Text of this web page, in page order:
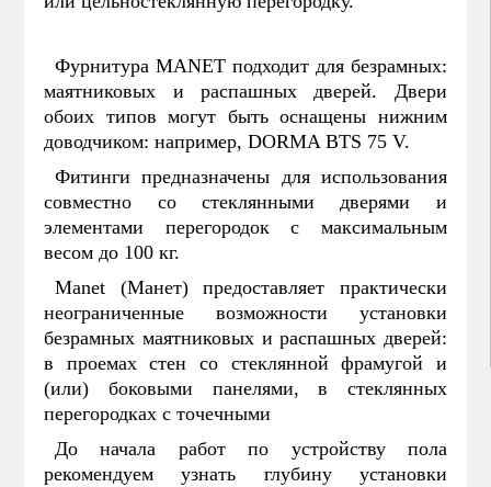
Фурнитура MANET подходит для безрамных:
маятниковых и распашных дверей. Двери
обоих типов могут быть оснащены нижним
доводчиком: например, DORMA BTS 75 V.
Фитинги предназначены для использования
совместно со стеклянными дверями и
элементами перегородок с максимальным
весом до 100 кг.
Manet (Манет) предоставляет практически
неограниченные возможности установки
безрамных маятниковых и распашных дверей:
в проемах стен со стеклянной фрамугой и
(или) боковыми панелями, в стеклянных
перегородках с точечными
До начала работ по устройству пола
рекомендуем узнать глубину установки